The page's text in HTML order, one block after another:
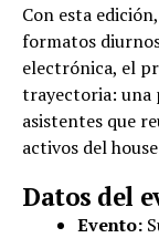
Con esta
formatos
electrónica, el
trayectoria: una
asistentes que
activos del
Datos del
Evento: